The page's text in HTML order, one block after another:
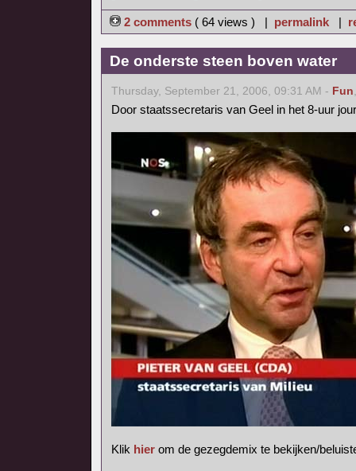
2 comments ( 64 views ) | permalink |
De onderste steen boven water
Thursday, September 21, 2006, 09:31 AM - Fun
Door staatssecretaris van Geel in het 8-uur
Klik hier om de gezegdemix te bekijken/